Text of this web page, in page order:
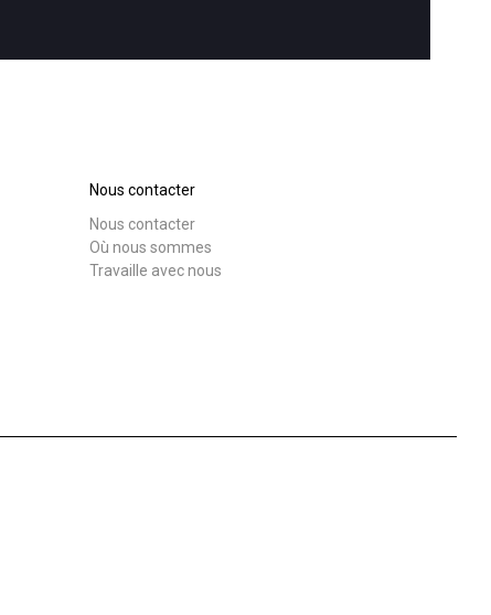
Nous contacter
Nous contacter
Où nous sommes
Travaille avec nous
Télécharger
laboratoires
Connect